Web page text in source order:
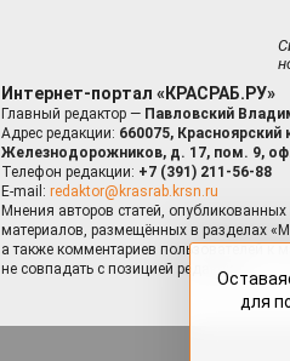
Интернет-портал «КРАСРАБ.РУ»
Главный редактор — Павловский
Адрес редакции: 660075, Красноярский
Железнодорожников, д. 17, пом. 9,
Телефон редакции: +7 (391) 211-56-88
E-mail: redaktor@krasrab.krsn.ru
Мнения авторов статей, опубликованных
материалов, размещённых в разделах
а также комментариев пользователей к
не совпадать с позицией редакции.
для